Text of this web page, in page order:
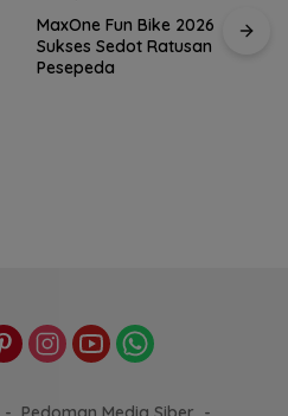
MaxOne Fun Bike 2026
Sukses Sedot Ratusan
Pesepeda